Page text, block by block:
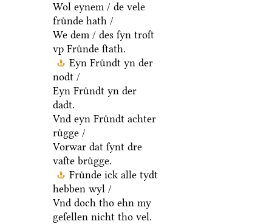
Wol eynem / de vele
fruͤnde hath /
We dem / des ſyn troſt
vp Fruͤnde ſtath.
Eyn Fruͤndt yn der
nodt /
Eyn Fruͤndt yn der
dadt.
Vnd eyn Fruͤndt achter
ruͤgge /
Vorwar dat ſynt dre
vaſte bruͤgge.
Fruͤnde ick alle tydt
hebben wyl /
Vnd doch tho ehn my
geſellen nicht tho vel.